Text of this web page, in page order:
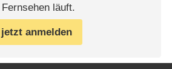
läuft.
jetzt anmelden